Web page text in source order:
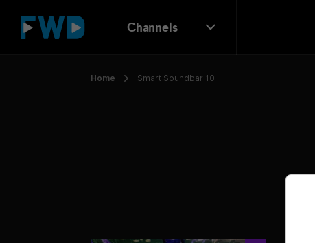
Channels
Home Smart Soundbar 10